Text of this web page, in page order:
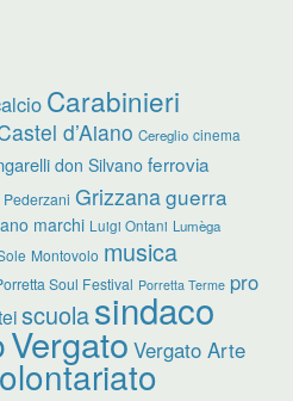
Carabinieri
d’Aiano Cereglio cinema
don Silvano ferrovia
Grizzanaguerra
marchi Luigi Ontani Lumèga
Montovolo musica
Soul Festival Porretta Terme pro
scuolasindaco
Vergato Vergato Arte